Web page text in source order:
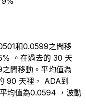
和0.0599之間移
。在過去的 30 天
間移動。平均值為
90 天裡， ADA到
均值為0.0594 ，波動